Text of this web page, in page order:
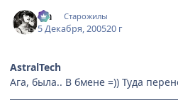
Lia Старожилы
5 Декабря, 200520 г
AstralTech
Ага, была.. В бмене =)) Туда